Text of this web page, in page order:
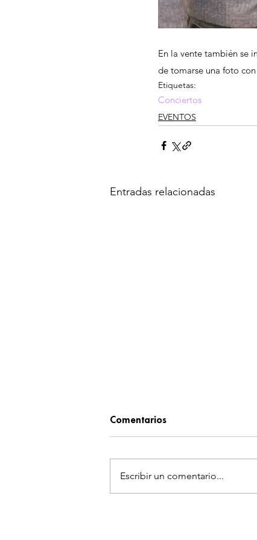
En la vente también se
de tomarse una foto con
Etiquetas:
Conciertos
EVENTOS
Entradas relacionadas
Comentarios
Escribir un comentario...